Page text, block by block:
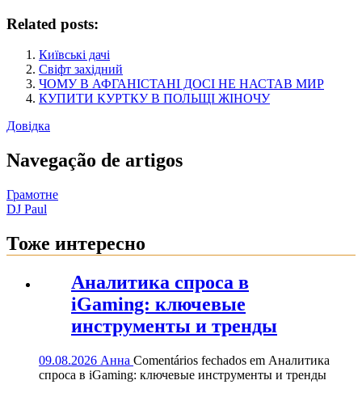
Related posts:
Київські дачі
Свіфт західний
ЧОМУ В АФГАНІСТАНІ ДОСІ НЕ НАСТАВ МИР
КУПИТИ КУРТКУ В ПОЛЬЩІ ЖІНОЧУ
Довідка
Navegação de artigos
Грамотне
DJ Paul
Тоже интересно
Аналитика спроса в
iGaming: ключевые
инструменты и тренды
09.08.2026 Анна Comentários fechados em Аналитика
спроса в iGaming: ключевые инструменты и тренды